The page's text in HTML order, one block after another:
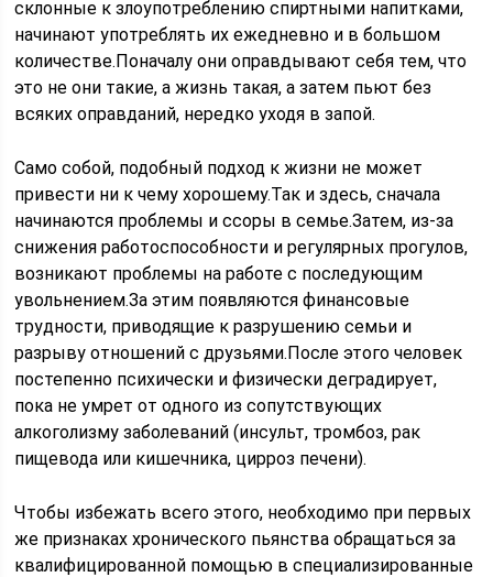
склонные к злоупотреблению спиртными напитками,
начинают употреблять их ежедневно и в большом
количестве.Поначалу они оправдывают себя тем, что
это не они такие, а жизнь такая, а затем пьют без
всяких оправданий, нередко уходя в запой.
Само собой, подобный подход к жизни не может
привести ни к чему хорошему.Так и здесь, сначала
начинаются проблемы и ссоры в семье.Затем, из-за
снижения работоспособности и регулярных прогулов,
возникают проблемы на работе с последующим
увольнением.За этим появляются финансовые
трудности, приводящие к разрушению семьи и
разрыву отношений с друзьями.После этого человек
постепенно психически и физически деградирует,
пока не умрет от одного из сопутствующих
алкоголизму заболеваний (инсульт, тромбоз, рак
пищевода или кишечника, цирроз печени).
Чтобы избежать всего этого, необходимо при первых
же признаках хронического пьянства обращаться за
квалифицированной помощью в специализированные